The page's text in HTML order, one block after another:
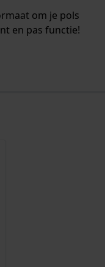
om je pols
en pas functie!